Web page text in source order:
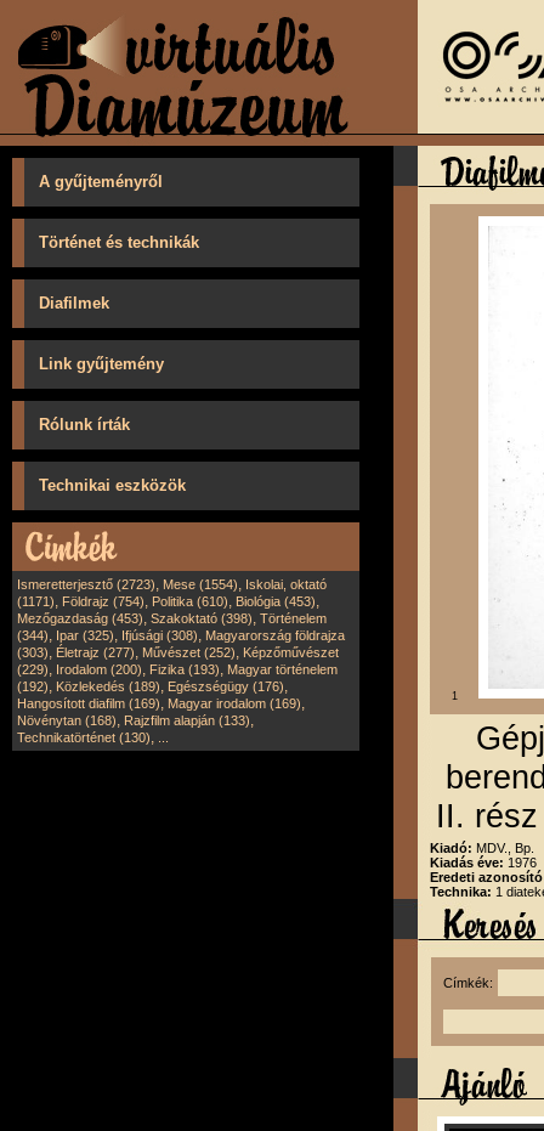
A gyűjteményről
Történet és technikák
Diafilmek
Link gyűjtemény
Rólunk írták
Technikai eszközök
Ismeretterjesztő (2723), Mese (1554), Iskolai, oktató
(1171), Földrajz (754), Politika (610), Biológia (453),
Mezőgazdaság (453), Szakoktató (398), Történelem
(344), Ipar (325), Ifjúsági (308), Magyarország földrajza
(303), Életrajz (277), Művészet (252), Képzőművészet
(229), Irodalom (200), Fizika (193), Magyar történelem
(192), Közlekedés (189), Egészségügy (176),
Hangosított diafilm (169), Magyar irodalom (169),
Növénytan (168), Rajzfilm alapján (133),
Technikatörténet (130),
1
II.
Kiadó: MDV., Bp.
Kiadás éve: 1976
Eredeti
Technika: 1
Címkék: